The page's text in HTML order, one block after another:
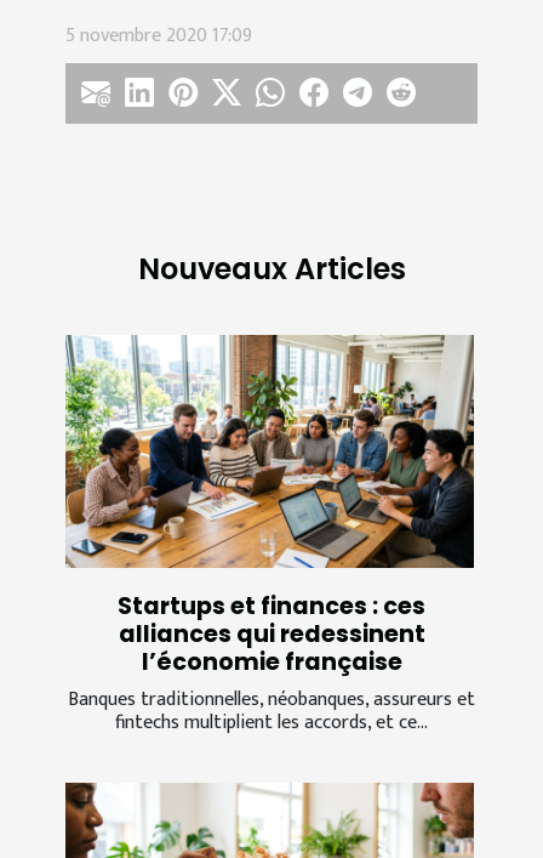
5 novembre 2020 17:09
Nouveaux Articles
Startups et finances : ces
alliances qui redessinent
l’économie française
Banques traditionnelles, néobanques, assureurs et
fintechs multiplient les accords, et ce...